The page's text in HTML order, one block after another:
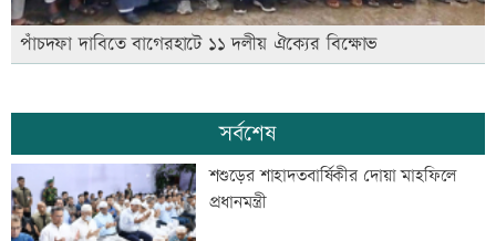
পাঁচদফা দাবিতে বাগেরহাটে ১১ দলীয় ঐক্যের বিক্ষোভ
সর্বশেষ
শশুড়ের শাহাদতবার্ষিকীর দোয়া মাহফিলে
প্রধানমন্ত্রী